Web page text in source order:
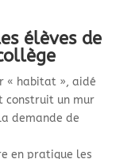
élèves de
« habitat », aidé
construit un mur
demande de
en pratique les